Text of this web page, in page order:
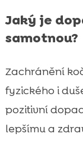
Jaký je
samotnou?
Zachránění
fyzického i
pozitivní
lepšímu a